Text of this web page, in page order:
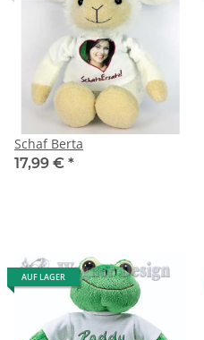
Schaf Berta
17,99 € *
AUF LAGER